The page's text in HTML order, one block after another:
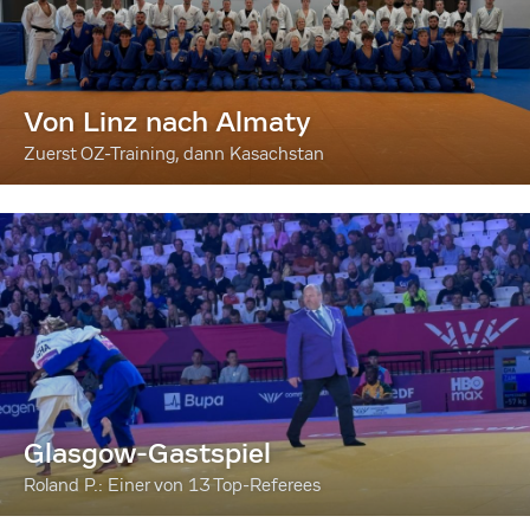
Von Linz nach Almaty
Zuerst OZ-Training, dann Kasachstan
Glasgow-Gastspiel
Roland P.: Einer von 13 Top-Referees